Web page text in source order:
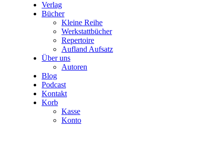
Verlag
Bücher
Kleine Reihe
Werkstattbücher
Repertoire
Aufland Aufsatz
Über uns
Autoren
Blog
Podcast
Kontakt
Korb
Kasse
Konto